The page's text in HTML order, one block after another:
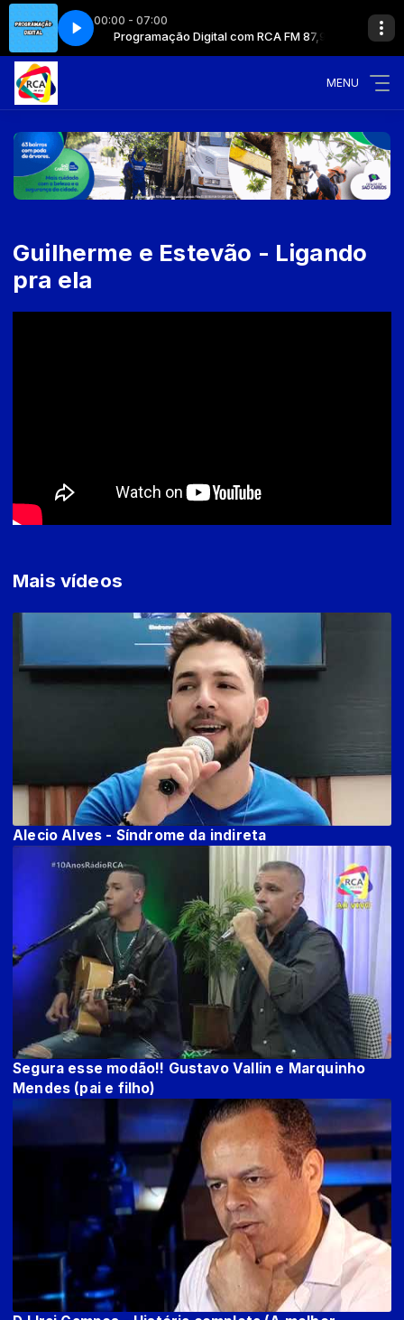
00:00 - 07:00
RCA FM 87,9 Programação Digital com RCA FM 87,9
MENU
Guilherme e Estevão - Ligando
pra ela
Mais vídeos
Alecio Alves - Síndrome da indireta
Segura esse modão!! Gustavo Vallin e Marquinho
Mendes (pai e filho)